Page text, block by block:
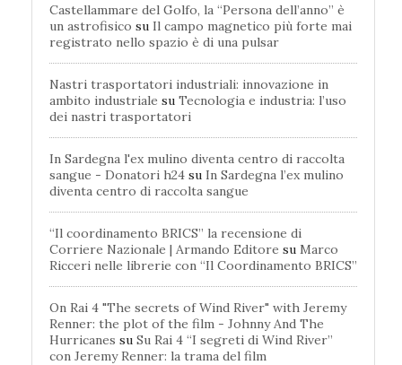
Castellammare del Golfo, la “Persona dell’anno” è
un astrofisico su Il campo magnetico più forte mai
registrato nello spazio è di una pulsar
Nastri trasportatori industriali: innovazione in
ambito industriale su Tecnologia e industria: l’uso
dei nastri trasportatori
In Sardegna l'ex mulino diventa centro di raccolta
sangue - Donatori h24 su In Sardegna l’ex mulino
diventa centro di raccolta sangue
“Il coordinamento BRICS” la recensione di
Corriere Nazionale | Armando Editore su Marco
Ricceri nelle librerie con “Il Coordinamento BRICS”
On Rai 4 "The secrets of Wind River" with Jeremy
Renner: the plot of the film - Johnny And The
Hurricanes su Su Rai 4 “I segreti di Wind River”
con Jeremy Renner: la trama del film